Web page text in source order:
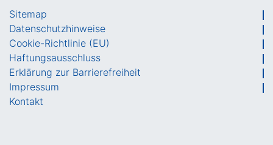
Sitemap
Datenschutzhinweise
Cookie-Richtlinie (EU)
Haftungsausschluss
Erklärung zur Barrierefreiheit
Impressum
Kontakt